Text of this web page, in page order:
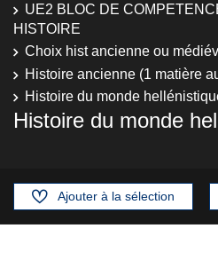
UE2 BLOC DE
HISTOIRE
Choix hist ancienne ou
Histoire ancienne (1 matière
Histoire du monde
Histoire du monde
Ajouter à la sélection